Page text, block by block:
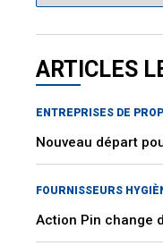
ARTICLES
ENTREPRISES DE
Nouveau départ
FOURNISSEURS
Action Pin change